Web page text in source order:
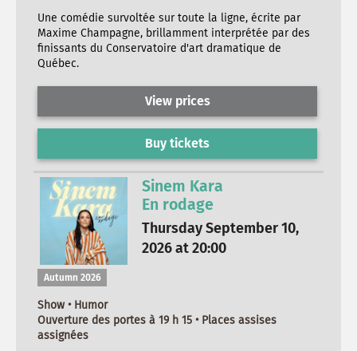
Une comédie survoltée sur toute la ligne, écrite par
Maxime Champagne, brillamment interprétée par des
finissants du Conservatoire d'art dramatique de
Québec.
View prices
Buy tickets
Sinem Kara
En rodage
Thursday September 10,
2026 at 20:00
Autumn 2026
Show • Humor
Ouverture des portes à 19 h 15 • Places assises
assignées